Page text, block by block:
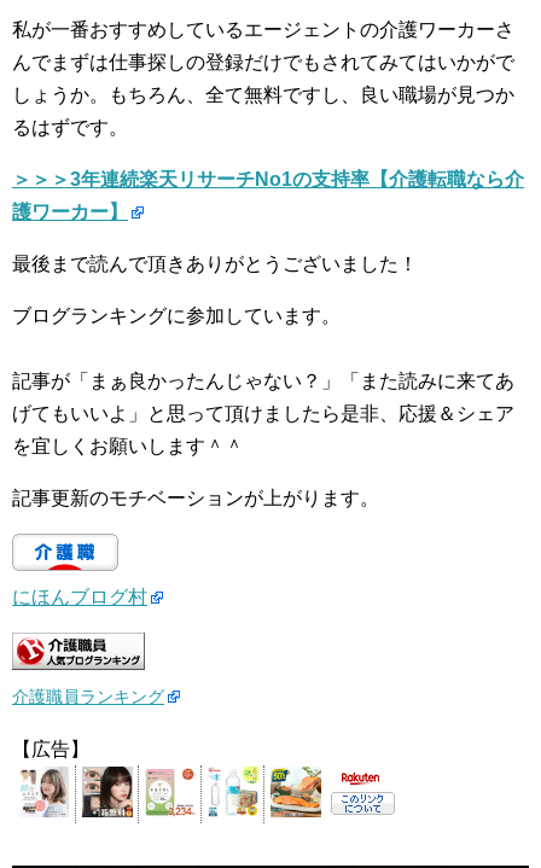
私が一番おすすめしているエージェントの介護ワーカーさ
んでまずは仕事探しの登録だけでもされてみてはいかがで
しょうか。もちろん、全て無料ですし、良い職場が見つか
るはずです。
＞＞＞3年連続楽天リサーチNo1の支持率【介護転職なら介
護ワーカー】
最後まで読んで頂きありがとうございました！
ブログランキングに参加しています。
記事が「まぁ良かったんじゃない？」「また読みに来てあ
げてもいいよ」と思って頂けましたら是非、応援＆シェア
を宜しくお願いします＾＾
記事更新のモチベーションが上がります。
にほんブログ村
介護職員ランキング
【広告】